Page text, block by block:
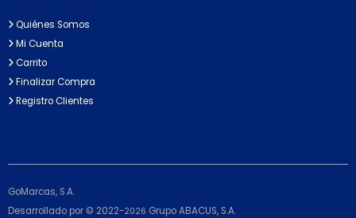
Quiénes Somos
Mi Cuenta
Carrito
Finalizar Compra
Registro Clientes
GoMarcas, S.A.
Desarrollado por © 2022-2026 Grupo ABACUS, S.A.